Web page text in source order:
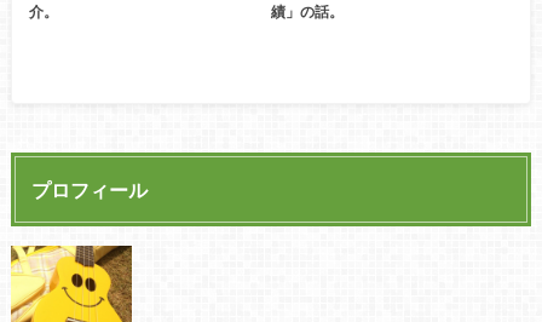
介。
績」の話。
プロフィール